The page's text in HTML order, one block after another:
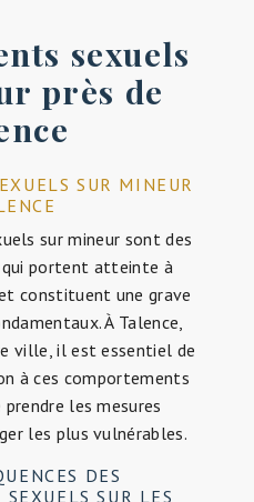
sexuels
près de
SUR MINEUR
sur mineur sont des
qui portent atteinte à
constituent une grave
À Talence,
ville, il est essentiel de
à ces comportements
les mesures
les plus vulnérables.
DES
SUR LES